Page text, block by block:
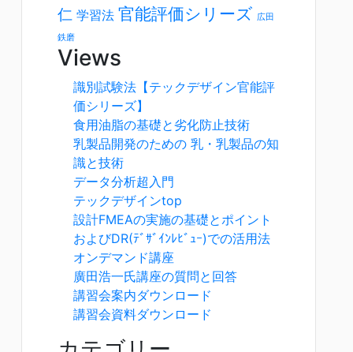
仁 学習法 官能評価シリーズ 広田
鉄磨
Views
識別試験法【テックデザイン官能評
価シリーズ】
食用油脂の基礎と劣化防止技術
乳製品開発のための 乳・乳製品の知
識と技術
データ分析超入門
テックデザインtop
設計FMEAの実施の基礎とポイント
およびDR(ﾃﾞｻﾞｲﾝﾚﾋﾞｭｰ)での活用法
オンデマンド講座
廣田浩一氏講座の質問と回答
講習会案内ダウンロード
講習会資料ダウンロード